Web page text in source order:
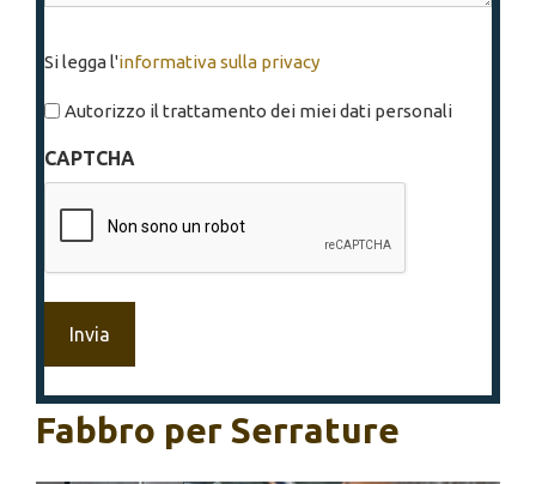
legga
l'informativa
privacy
Si legga l'informativa sulla privacy
Autorizzo il trattamento dei miei dati personali
CAPTCHA
Fabbro per Serrature